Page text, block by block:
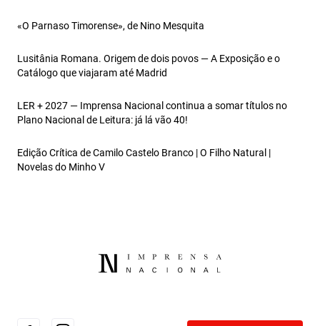
«O Parnaso Timorense», de Nino Mesquita
Lusitânia Romana. Origem de dois povos — A Exposição e o
Catálogo que viajaram até Madrid
LER + 2027 — Imprensa Nacional continua a somar títulos no
Plano Nacional de Leitura: já lá vão 40!
Edição Crítica de Camilo Castelo Branco | O Filho Natural |
Novelas do Minho V